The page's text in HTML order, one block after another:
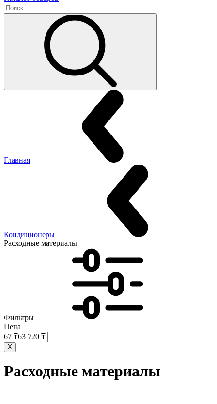
Главная
Кондиционеры
Расходные материалы
Фильтры
Цена
67 ₸63 720 ₸
X
Расходные материалы